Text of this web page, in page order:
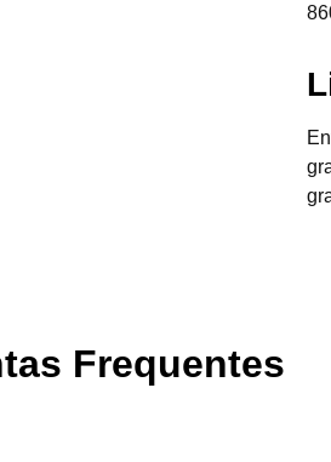
Frequentes